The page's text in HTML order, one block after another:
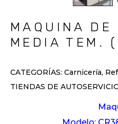
MAQUINA DE
MEDIA TEM.
CATEGORÍAS: Carnicería,
TIENDAS DE